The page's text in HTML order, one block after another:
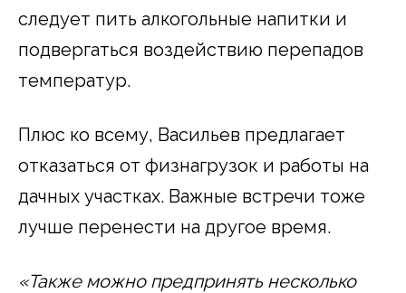
следует пить алкогольные напитки и
подвергаться воздействию перепадов
температур.
Плюс ко всему, Васильев предлагает
отказаться от физнагрузок и работы на
дачных участках. Важные встречи тоже
лучше перенести на другое время.
«Также можно предпринять несколько